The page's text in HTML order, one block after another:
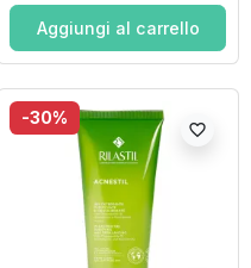
Aggiungi al carrello
-30%
favorite_border